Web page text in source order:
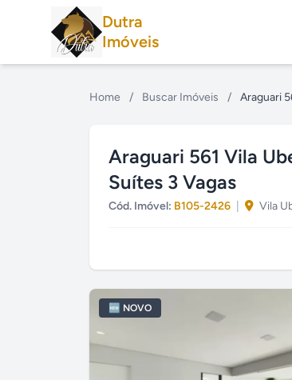
Dutra
Imóveis
Home / Buscar Imóveis / Araguari
Araguari 561 Vila
Suítes 3 Vagas
Cód. Imóvel: B105-2426 Vila
🆕 NOVO